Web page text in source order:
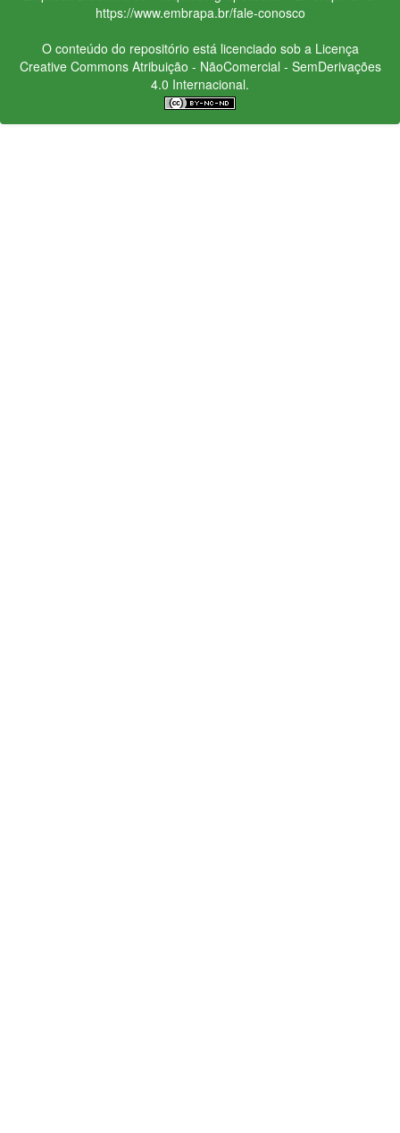
https://www.embrapa.br/fale-conosco
O conteúdo do repositório está licenciado sob a Licença
Creative CommonsAtribuição - NãoComercial - SemDerivações
4.0 Internacional.